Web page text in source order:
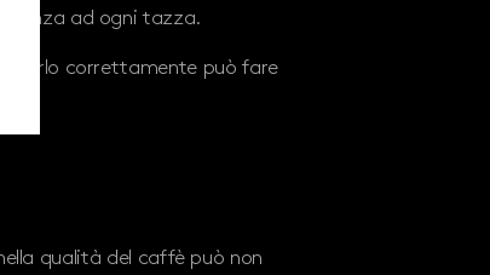
ad ogni tazza.
correttamente può fare
qualità del caffè può non